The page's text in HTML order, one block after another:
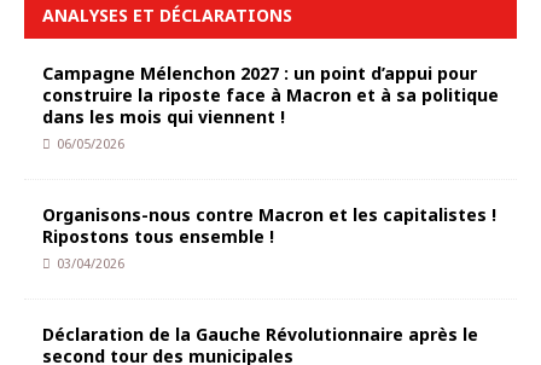
ANALYSES ET DÉCLARATIONS
Campagne Mélenchon 2027 : un point d’appui pour
construire la riposte face à Macron et à sa politique
dans les mois qui viennent !
06/05/2026
Organisons-nous contre Macron et les capitalistes !
Ripostons tous ensemble !
03/04/2026
Déclaration de la Gauche Révolutionnaire après le
second tour des municipales